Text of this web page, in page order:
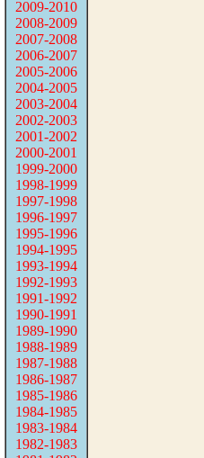
2009-2010
2008-2009
2007-2008
2006-2007
2005-2006
2004-2005
2003-2004
2002-2003
2001-2002
2000-2001
1999-2000
1998-1999
1997-1998
1996-1997
1995-1996
1994-1995
1993-1994
1992-1993
1991-1992
1990-1991
1989-1990
1988-1989
1987-1988
1986-1987
1985-1986
1984-1985
1983-1984
1982-1983